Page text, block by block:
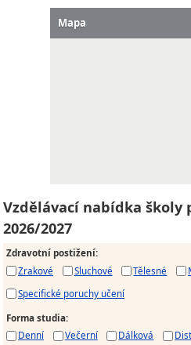
Mapa
Vzdělávací nabídka školy
2026/2027
Zdravotní postižení:
Zrakové
Sluchové Tělesné
Specifické poruchy učení
Forma studia:
Denní
Večerní Dálková